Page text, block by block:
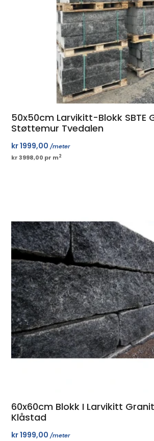
50x50cm Larvikitt-Blokk SBTE
Støttemur Tvedalen
kr1999,00 /meter
kr 3998,00 pr m2
60x60cm Blokk I Larvikitt
Klåstad
kr1999,00 /meter